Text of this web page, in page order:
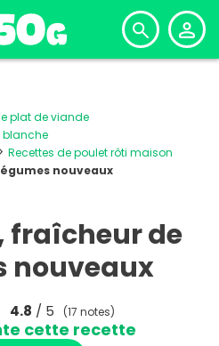
plat de viande
blanche
Recettes de poulet rôti maison
nouveaux
fraîcheur de
nouveaux
4.8 / 5 (17 notes)
cette recette